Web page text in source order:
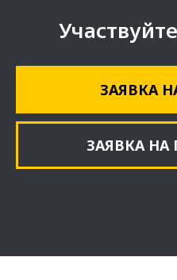
ЗАЯВКА
ЗАЯВКА